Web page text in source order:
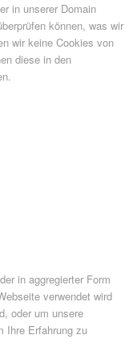
in unserer Domain
können, was wir
wir keine Cookies von
diese in den
in aggregierter Form
verwendet wird
oder um unsere
Ihre Erfahrung zu